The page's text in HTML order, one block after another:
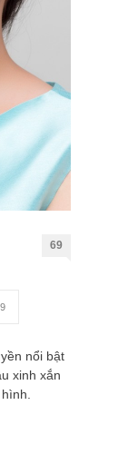
69
nổi bật
xinh xắn